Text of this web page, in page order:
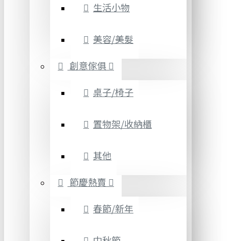
生活小物
美容/美髮
創意傢俱
桌子/椅子
置物架/收納櫃
其他
節慶熱賣
春節/新年